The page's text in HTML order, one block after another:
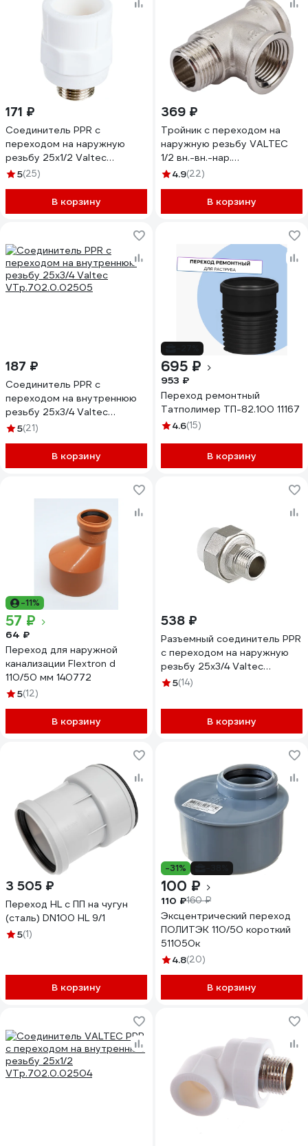
171 ₽
Соединитель PPR с
переходом на наружную
резьбу 25х1/2 Valtec
VTp.701.0.02504
5(25)
В корзину
369 ₽
Тройник с переходом на
наружную резьбу VALTEC
1/2 вн.-вн.-нар.
VTr.134.N.0004
4.9(22)
В корзину
187 ₽
Соединитель PPR с
переходом на внутреннюю
резьбу 25х3/4 Valtec
VTp.702.0.02505
5(21)
В корзину
695 ₽
953 ₽
Переход ремонтный
Татполимер ТП-82.100 11167
4.6(15)
В корзину
-11%
57 ₽
64 ₽
Переход для наружной
канализации Flextron d
110/50 мм 140772
5(12)
В корзину
538 ₽
Разъемный соединитель PPR
с переходом на наружную
резьбу 25х3/4 Valtec
VTp.761.0.02505
5(14)
В корзину
3 505 ₽
Переход HL c ПП на чугун
(сталь) DN100 HL 9/1
5(1)
В корзину
-31%
100 ₽
110 ₽160 ₽
Эксцентрический переход
ПОЛИТЭК 110/50 короткий
511050к
4.8(20)
В корзину